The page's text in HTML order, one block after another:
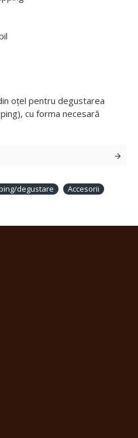
oțel pentru degustarea
cu forma necesară
degustare Accesorii